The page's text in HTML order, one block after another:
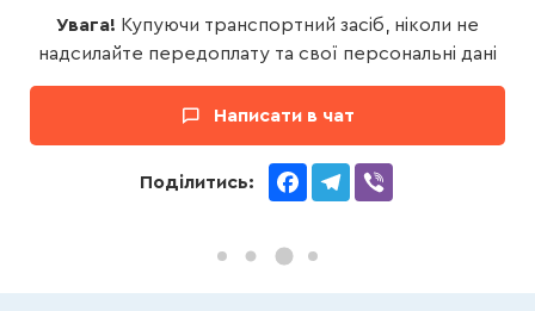
Увага! Купуючи транспортний засіб, ніколи не
надсилайте передоплату та свої персональні дані
Написати в чат
Поділитись: FacebookTelegram